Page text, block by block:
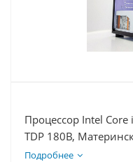
Процессор Intel
TDP 180В,
Видеокарта RX 6700
Подробнее